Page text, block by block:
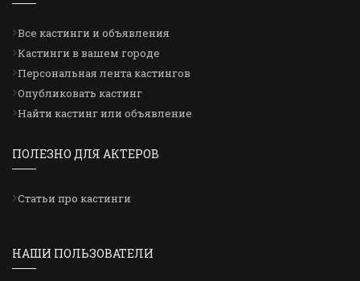
Все кастинги и объявления
Кастинги в вашем городе
Персональная лента кастингов
Опубликовать кастинг
Найти кастинг или объявление
ПОЛЕЗНО ДЛЯ АКТЕРОВ
Статьи про кастинги
НАШИ ПОЛЬЗОВАТЕЛИ